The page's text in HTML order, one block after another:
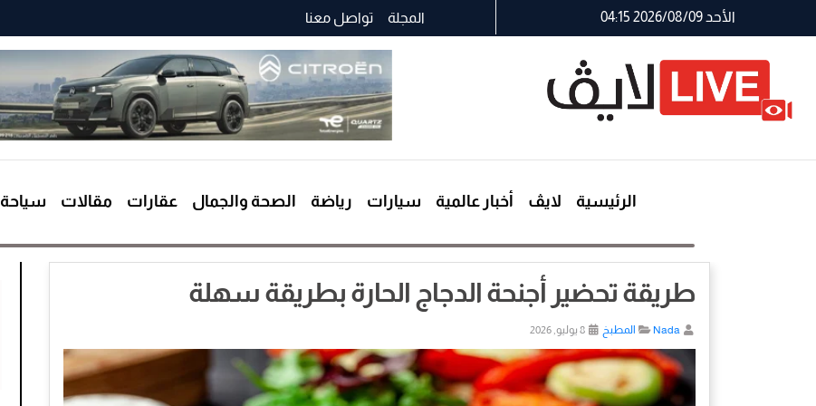
الأحد 2026/08/09 04:15 المجلة تواصل معنا
الرئيسية لايڤ أخبار عالمية سيارات رياضة الصحة والجمال عقارات مقالات سياحة
طريقة تحضير أجنحة الدجاج الحارة بطريقة سهلة
Nada المطبخ